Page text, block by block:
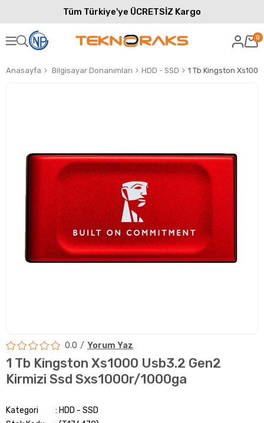
Tüm Türkiye'ye ÜCRETSİZ Kargo
0
Anasayfa Bilgisayar Donanımları HDD - SSD
0.0 Yorum Yaz
1 Tb Kingston Xs1000 Usb3.2 Gen2
Kirmizi Ssd Sxs1000r/1000ga
Kategori
HDD - SSD